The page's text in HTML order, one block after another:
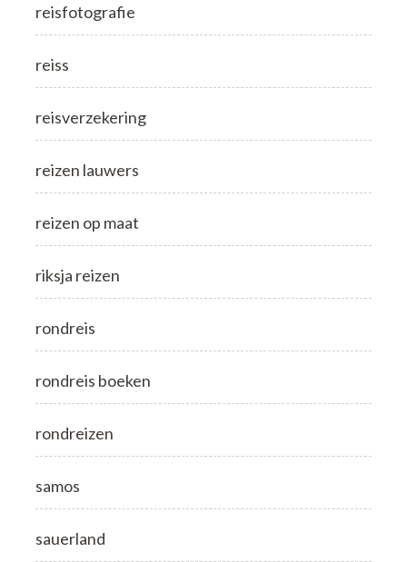
reisfotografie
reiss
reisverzekering
reizen lauwers
reizen op maat
riksja reizen
rondreis
rondreis boeken
rondreizen
samos
sauerland